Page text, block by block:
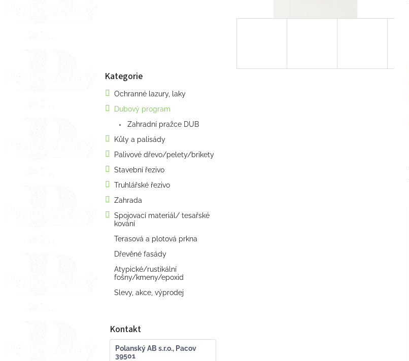
Přeskočit
Kategorie
Ochranné lazury, laky
Dubový program
Zahradní pražce DUB
Kůly a palisády
Palivové dřevo/pelety/brikety
Stavební řezivo
Truhlářské řezivo
Zahrada
Spojovací materiál/ tesařské
kování
Terasová a plotová prkna
Dřevěné fasády
Atypické/rustikální
fošny/kmeny/epoxid
Slevy, akce, výprodej
Kontakt
Polanský AB s.r.o., Pacov
39501